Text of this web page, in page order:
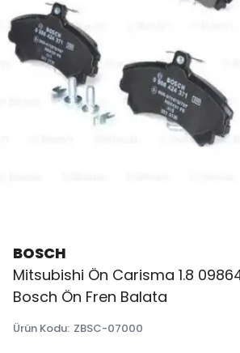
BOSCH
Mitsubishi Ön Carisma 1.8
Bosch Ön Fren Balata
Ürün Kodu: ZBSC-07000